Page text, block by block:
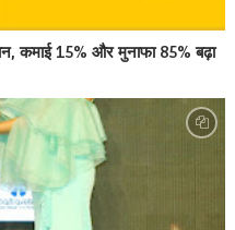
कमाई 15% और मुनाफा 85% बढ़ा